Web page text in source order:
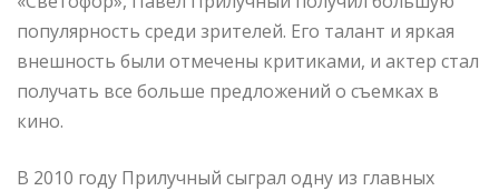
популярность среди зрителей. Его талант и яркая
внешность были отмечены критиками, и актер стал
получать все больше предложений о съемках в
кино.
В 2010 году Прилучный сыграл одну из главных